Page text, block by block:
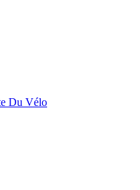
Du Vélo